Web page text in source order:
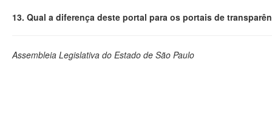
13. Qual a diferença deste portal para os portais de
Assembleia Legislativa do Estado de São Paulo